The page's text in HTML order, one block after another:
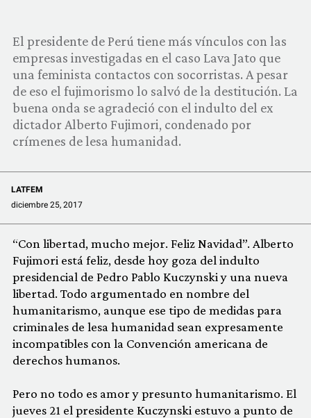
PRODUCTOS
COMUNIDAD
QUIÉNES SOMOS
El presidente de Perú tiene más vínculos con las
empresas investigadas en el caso Lava Jato que
una feminista contactos con socorristas. A pesar
de eso el fujimorismo lo salvó de la destitución. La
buena onda se agradeció con el indulto del ex
dictador Alberto Fujimori, condenado por
crímenes de lesa humanidad.
LATFEM
diciembre 25, 2017
“Con libertad, mucho mejor. Feliz Navidad”. Alberto
Fujimori está feliz, desde hoy goza del indulto
presidencial de Pedro Pablo Kuczynski y una nueva
libertad. Todo argumentado en nombre del
humanitarismo, aunque ese tipo de medidas para
criminales de lesa humanidad sean expresamente
incompatibles con la Convención americana de
derechos humanos.
Pero no todo es amor y presunto humanitarismo. El
jueves 21 el presidente Kuczynski estuvo a punto de